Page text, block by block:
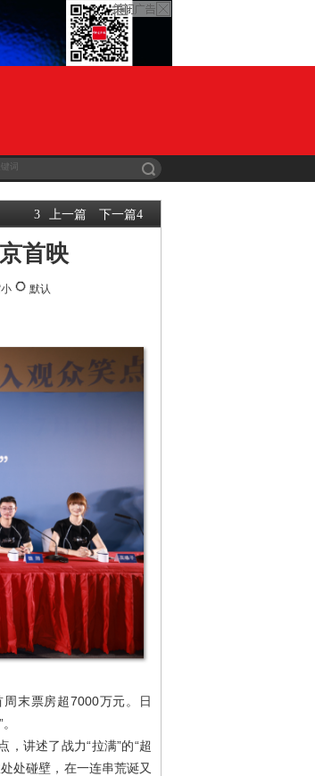
3 上一篇 下一篇4
首映
默认
末票房超7000万元。日
，讲述了战力“拉满”的“超
处碰壁，在一连串荒诞又